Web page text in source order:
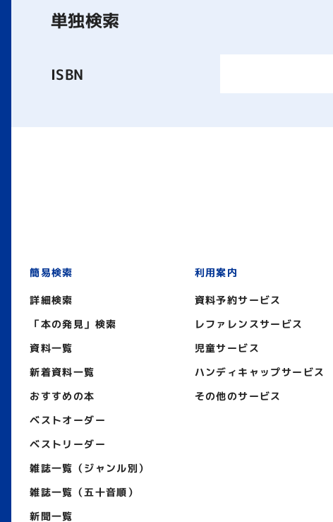
単独検索
ISBN
簡易検索
詳細検索
「本の発見」検索
資料一覧
新着資料一覧
おすすめの本
ベストオーダー
ベストリーダー
雑誌一覧（ジャンル別）
雑誌一覧（五十音順）
新聞一覧
利用案内
資料予約サービス
レファレンスサービス
児童サービス
ハンディキャップサービス
その他のサービス